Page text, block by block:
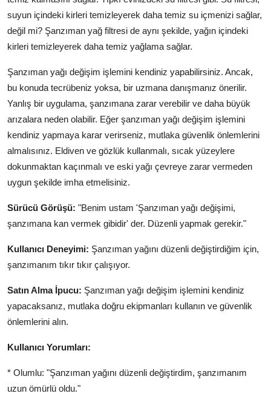
suyun içindeki kirleri temizleyerek daha temiz su içmenizi sağlar,
değil mi? Şanzıman yağ filtresi de aynı şekilde, yağın içindeki
kirleri temizleyerek daha temiz yağlama sağlar.
Şanzıman yağı değişim işlemini kendiniz yapabilirsiniz. Ancak,
bu konuda tecrübeniz yoksa, bir uzmana danışmanız önerilir.
Yanlış bir uygulama, şanzımana zarar verebilir ve daha büyük
arızalara neden olabilir. Eğer şanzıman yağı değişim işlemini
kendiniz yapmaya karar verirseniz, mutlaka güvenlik önlemlerini
almalısınız. Eldiven ve gözlük kullanmalı, sıcak yüzeylere
dokunmaktan kaçınmalı ve eski yağı çevreye zarar vermeden
uygun şekilde imha etmelisiniz.
Sürücü Görüşü: "Benim ustam 'Şanzıman yağı değişimi,
şanzımana kan vermek gibidir' der. Düzenli yapmak gerekir."
Kullanıcı Deneyimi: Şanzıman yağını düzenli değiştirdiğim için,
şanzımanım tıkır tıkır çalışıyor.
Satın Alma İpucu: Şanzıman yağı değişim işlemini kendiniz
yapacaksanız, mutlaka doğru ekipmanları kullanın ve güvenlik
önlemlerini alın.
Kullanıcı Yorumları:
* Olumlu: "Şanzıman yağını düzenli değiştirdim, şanzımanım
uzun ömürlü oldu."